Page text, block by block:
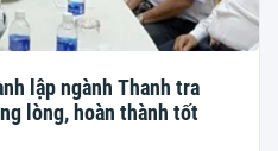
lập ngành Thanh tra
lòng, hoàn thành tốt